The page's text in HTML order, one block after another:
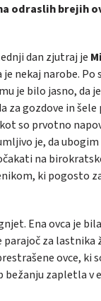
odraslih brejih
dan zjutraj je
nekaj narobe.
je bilo jasno, da
za gozdove in
so prvotno
je, da
na
ki pogosto
Ena ovca je
za lastnika
ovce, ki
bežanju zapletla